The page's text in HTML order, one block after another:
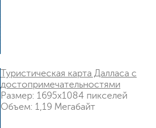
Туристическая карта Далласа с
достопримечательностями
Размер: 1695x1084 пикселей
Объем: 1,19 Мегабайт